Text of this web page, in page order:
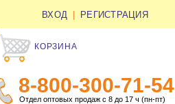
ВХОД РЕГИСТРАЦИЯ
КОРЗИНА
8-800-300-71-54
Отдел оптовых продаж с 8 до 17 ч (пн-пт)